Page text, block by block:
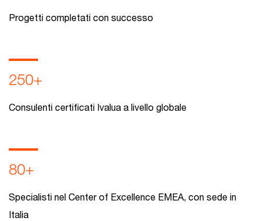
Progetti completati con successo
250+
Consulenti certificati Ivalua a livello globale
80+
Specialisti nel Center of Excellence EMEA, con sede in
Italia